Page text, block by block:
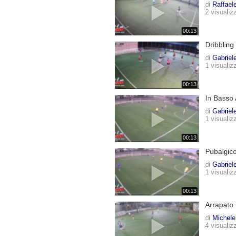
00:13
di
2
00:13
Dribbling
di
1
00:13
In Basso
di
1
00:13
di
1
Arrapato
di
4